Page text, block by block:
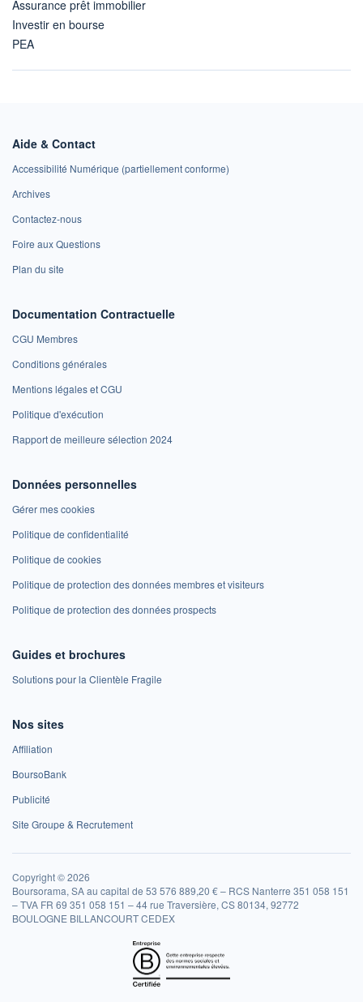
Assurance prêt immobilier
Investir en bourse
PEA
Aide & Contact
Accessibilité Numérique (partiellement conforme)
Archives
Contactez-nous
Foire aux Questions
Plan du site
Documentation Contractuelle
CGU Membres
Conditions générales
Mentions légales et CGU
Politique d'exécution
Rapport de meilleure sélection 2024
Données personnelles
Gérer mes cookies
Politique de confidentialité
Politique de cookies
Politique de protection des données membres et visiteurs
Politique de protection des données prospects
Guides et brochures
Solutions pour la Clientèle Fragile
Nos sites
Affiliation
BoursoBank
Publicité
Site Groupe & Recrutement
Copyright © 2026
Boursorama, SA au capital de 53 576 889,20 € – RCS Nanterre 351 058 151
– TVA FR 69 351 058 151 – 44 rue Traversière, CS 80134, 92772
BOULOGNE BILLANCOURT CEDEX